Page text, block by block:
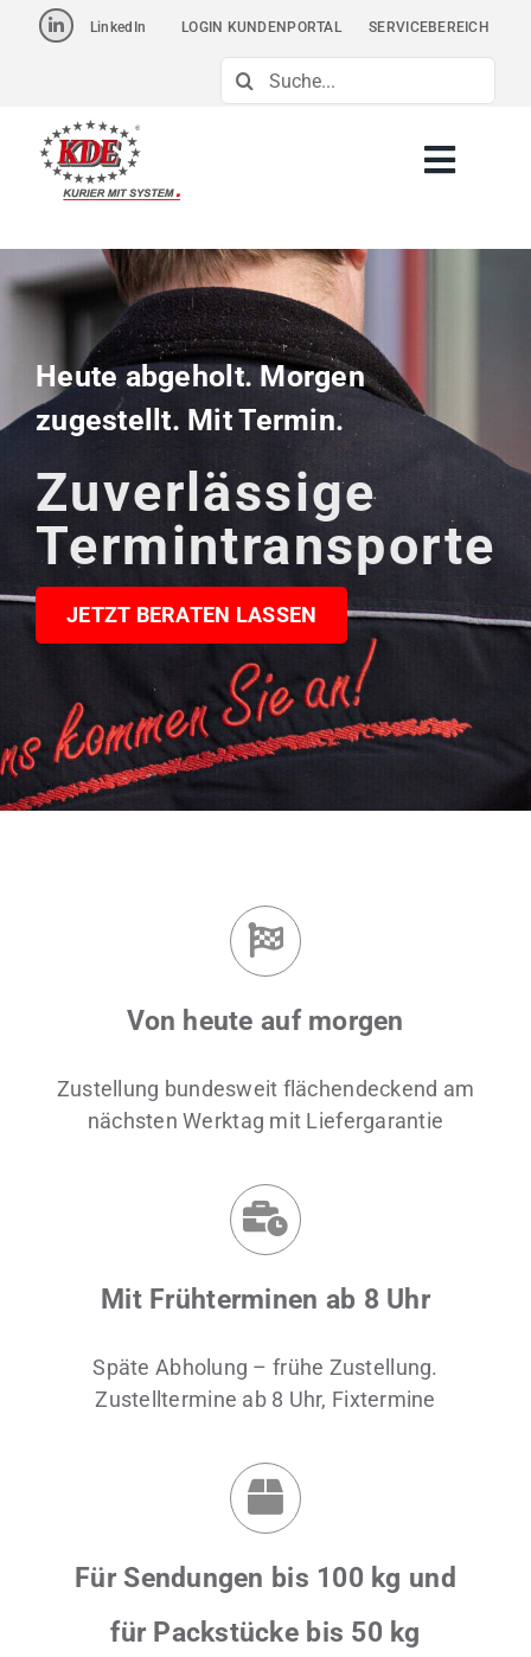
Skip
LinkedIn LOGIN KUNDENPORTAL SERVICEBEREICH
Suche
nach:
Heute abgeholt. Morgen
zugestellt. Mit Termin.
Zuverlässige
Termintransporte
JETZT BERATEN LASSEN
Von heute auf morgen
Zustellung bundesweit flächendeckend am
nächsten Werktag mit Liefergarantie
Mit Frühterminen ab 8 Uhr
Späte Abholung – frühe Zustellung.
Zustelltermine ab 8 Uhr, Fixtermine
Für Sendungen bis 100 kg und
für Packstücke bis 50 kg